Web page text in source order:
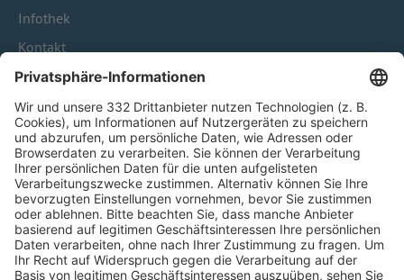
Infothek
Kontakt
HÄUFIG BESUCHTE SEITEN
Pässe und Vereinswechsel
Trainerausbildung
Schulungsangebot Vereinsmitarbeiter
BFV-Geschäftsstellen
Trainerbörse
Login SpielPlus